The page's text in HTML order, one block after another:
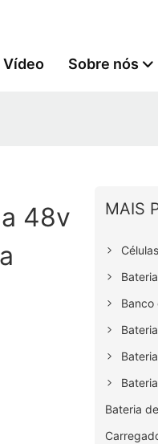
Vídeo Sobre nós
48v
MAIS
Banco
Bateria